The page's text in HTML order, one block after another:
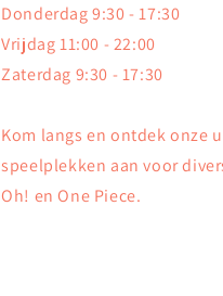
Donderdag 9:30 - 17:30
Vrijdag 11:00 - 22:00
Zaterdag 9:30 - 17:30
Kom langs en ontdek onze
speelplekken aan voor
Oh! en One Piece.